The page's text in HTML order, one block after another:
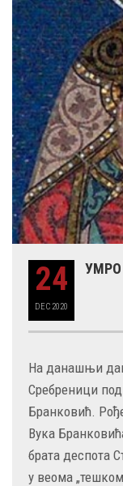
24
DEC 2020
УМРО
На данашњи
Сребреници
Бранковић.
Вука
брата деспота
у веома